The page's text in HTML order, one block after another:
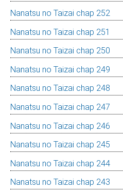
Nanatsu no Taizai chap 252
Nanatsu no Taizai chap 251
Nanatsu no Taizai chap 250
Nanatsu no Taizai chap 249
Nanatsu no Taizai chap 248
Nanatsu no Taizai chap 247
Nanatsu no Taizai chap 246
Nanatsu no Taizai chap 245
Nanatsu no Taizai chap 244
Nanatsu no Taizai chap 243